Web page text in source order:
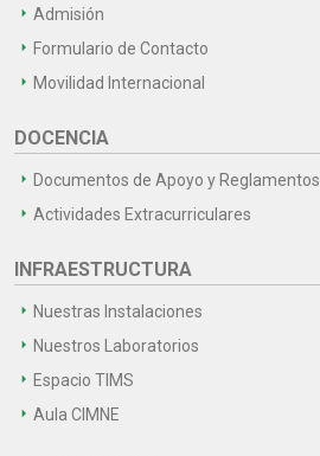
Admisión
Formulario de Contacto
Movilidad Internacional
DOCENCIA
Documentos de Apoyo y Reglamentos
Actividades Extracurriculares
INFRAESTRUCTURA
Nuestras Instalaciones
Nuestros Laboratorios
Espacio TIMS
Aula CIMNE